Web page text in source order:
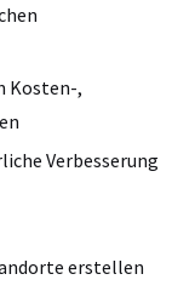
Kosten-,
Verbesserung
erstellen